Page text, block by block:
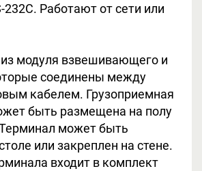
232С. Работают от сети или
модуля взвешивающего и
соединены между
кабелем. Грузоприемная
быть размещена на полу
может быть
или закреплен на стене.
входит в комплект